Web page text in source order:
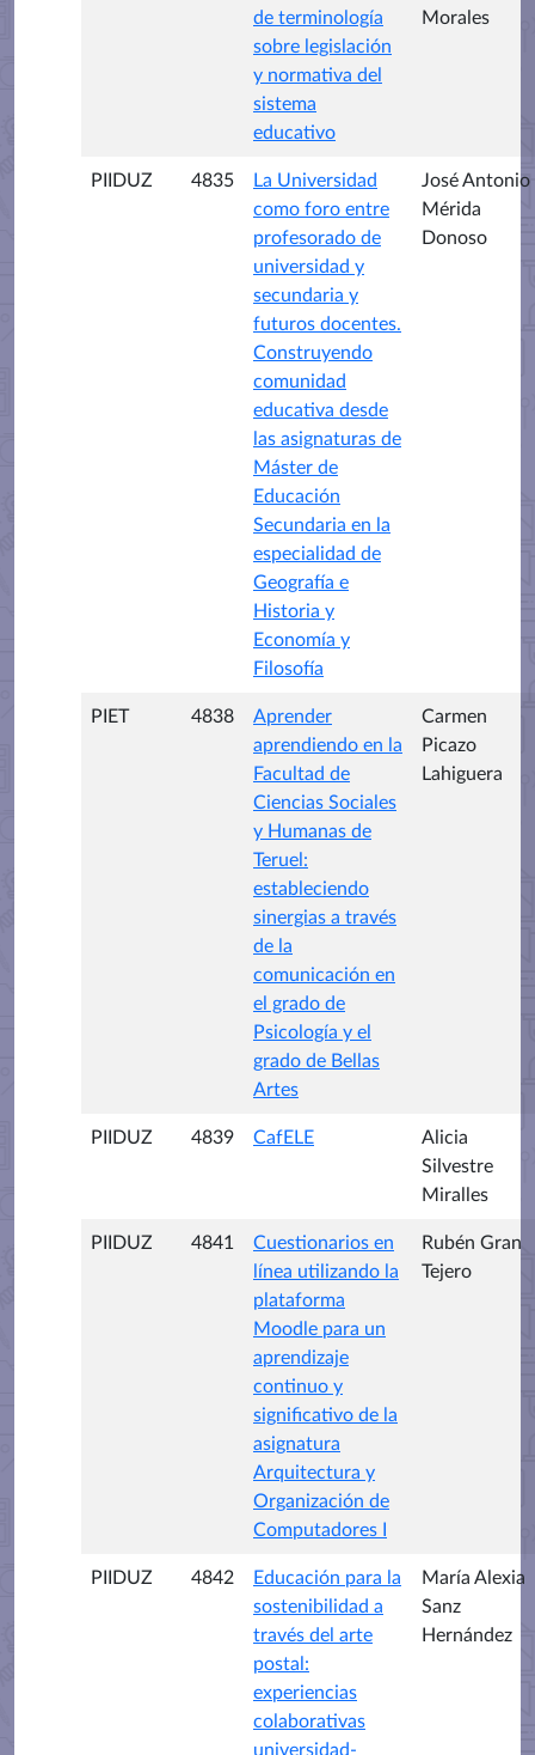
de terminología
sobre legislación
y normativa del
sistema
educativo
Morales
PIIDUZ 4835
La Universidad
como foro entre
profesorado de
universidad y
secundaria y
futuros docentes.
Construyendo
comunidad
educativa desde
las asignaturas de
Máster de
Educación
Secundaria en la
especialidad de
Geografía e
Historia y
Economía y
Filosofía
José Antonio
Mérida
Donoso
PIET 4838
Aprender
aprendiendo en la
Facultad de
Ciencias Sociales
y Humanas de
Teruel:
estableciendo
sinergias a través
de la
comunicación en
el grado de
Psicología y el
grado de Bellas
Artes
Carmen
Picazo
Lahiguera
PIIDUZ 4839 CafELE
Alicia
Silvestre
Miralles
PIIDUZ 4841
Cuestionarios en
línea utilizando la
plataforma
Moodle para un
aprendizaje
continuo y
significativo de la
asignatura
Arquitectura y
Organización de
Computadores I
Rubén Gran
Tejero
PIIDUZ 4842
Educación para la
sostenibilidad a
través del arte
postal:
experiencias
colaborativas
universidad-
María Alexia
Sanz
Hernández